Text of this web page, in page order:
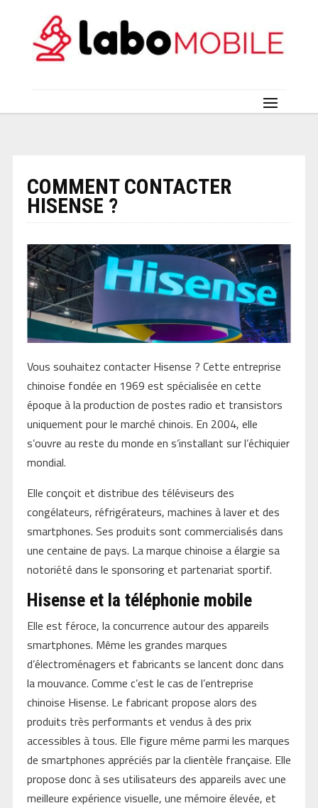
COMMENT CONTACTER
HISENSE ?
Vous souhaitez contacter Hisense ? Cette entreprise
chinoise fondée en 1969 est spécialisée en cette
époque à la production de postes radio et transistors
uniquement pour le marché chinois. En 2004, elle
s’ouvre au reste du monde en s’installant sur l’échiquier
mondial.
Elle conçoit et distribue des téléviseurs des
congélateurs, réfrigérateurs, machines à laver et des
smartphones. Ses produits sont commercialisés dans
une centaine de pays. La marque chinoise a élargie sa
notoriété dans le sponsoring et partenariat sportif.
Hisense et la téléphonie mobile
Elle est féroce, la concurrence autour des appareils
smartphones. Même les grandes marques
d’électroménagers et fabricants se lancent donc dans
la mouvance. Comme c’est le cas de l’entreprise
chinoise Hisense. Le fabricant propose alors des
produits très performants et vendus à des prix
accessibles à tous. Elle figure même parmi les marques
de smartphones appréciés par la clientèle française. Elle
propose donc à ses utilisateurs des appareils avec une
meilleure expérience visuelle, une mémoire élevée, et